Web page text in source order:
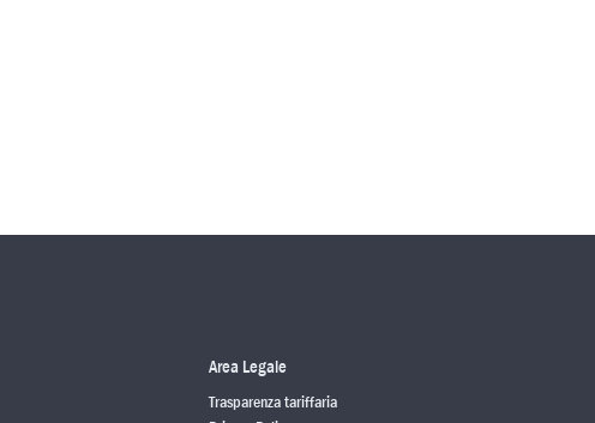
Area Legale
Trasparenza tariffaria